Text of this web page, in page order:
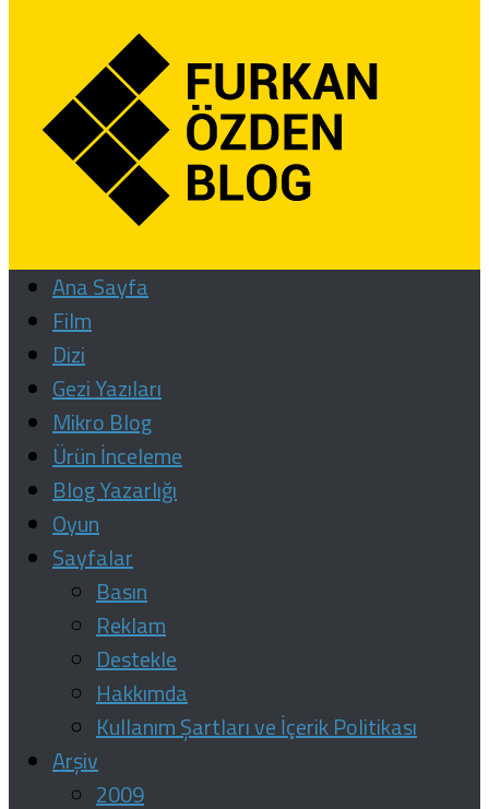
Ana Sayfa
Film
Dizi
Gezi Yazıları
Mikro Blog
Ürün İnceleme
Blog Yazarlığı
Oyun
Sayfalar
Basın
Reklam
Destekle
Hakkımda
Kullanım Şartları ve İçerik Politikası
Arşiv
2009